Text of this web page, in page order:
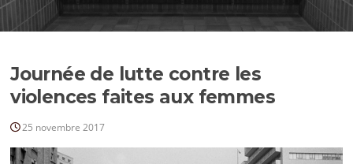
Journée de lutte contre les
violences faites aux femmes
25 novembre 2017